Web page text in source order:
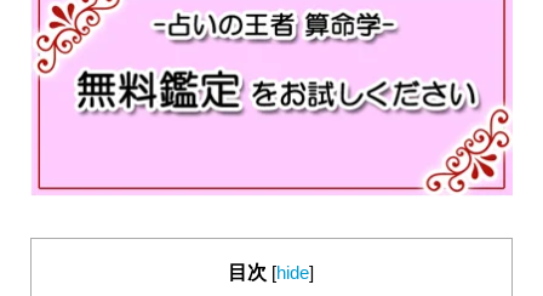
目次 [hide]